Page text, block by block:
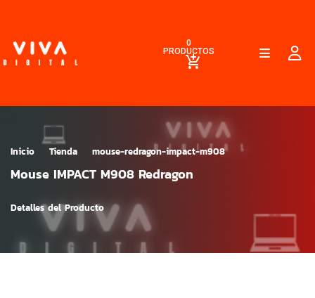
0
PRODUCTOS
Inicio Tienda mouse-redragon-impact-m908
Mouse IMPACT M908 Redragon
Detalles del Producto